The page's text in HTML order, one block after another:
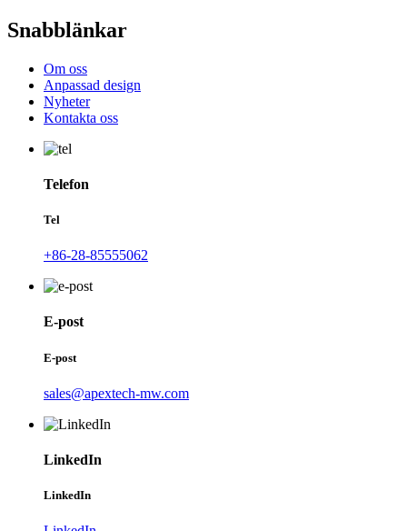
Snabblänkar
Om oss
Anpassad design
Nyheter
Kontakta oss
Telefon
Tel
+86-28-85555062
E-post
E-post
sales@apextech-mw.com
LinkedIn
LinkedIn